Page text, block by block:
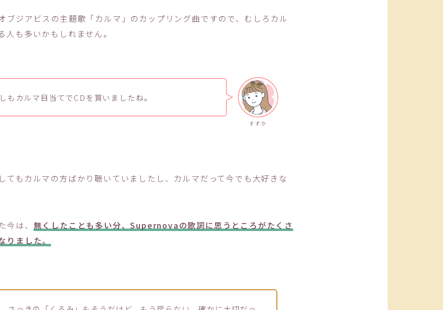
ブジアビスの主題歌「カルマ」のカップリング曲ですので、むしろカル
人も多いかもしれません。
すずか
もカルマ目当てでCDを買いましたね。
てもカルマの方ばかり聴いていましたし、カルマだって今でも大好きな
今は、 無くしたことも多い分、Supernovaの歌詞に思うところがたくさ
りました。